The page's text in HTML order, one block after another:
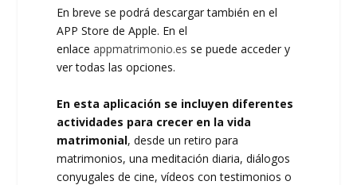
En breve se podrá descargar también en el
APP Store de Apple. En el
enlaceappmatrimonio.es se puede acceder y
ver todas las opciones.
En esta aplicación se incluyen diferentes
actividades para crecer en la vida
matrimonial, desde un retiro para
matrimonios, una meditación diaria, diálogos
conyugales de cine, vídeos con testimonios o